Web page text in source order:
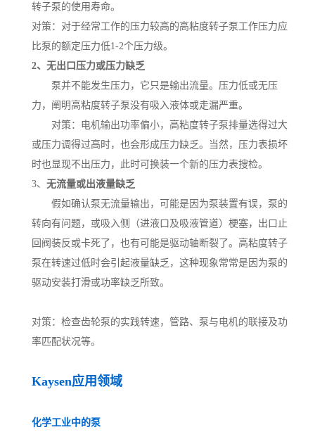
转子泵的使用寿命。
对策：对于经常工作的压力较高的高粘度转子泵工作压力应
比泵的额定压力低1-2个压力级。
2、无出口压力或压力缺乏
泵并不能发生压力，它只是输出流量。压力低或无压
力，阐明高粘度转子泵没有吸入液体或走漏严重。
对策：电机输出功率偏小，高粘度转子泵排量选得过大
或压力调得过高时，也会形成压力缺乏。当然，压力表损坏
时也显现不出压力，此时可换装一个新的压力表搜检。
3、 无流量或出液量缺乏
假如确认泵无流量输出，可能是因为泵装置有误，泵的
转向有问题，或吸入侧（进液口及吸液管道）梗塞，出口止
回阀装反或卡死了，也有可能是驱动轴断裂了。高粘度转子
泵在转速过低时会引起液量缺乏，这种现象常常是因为泵的
驱动安装打滑或功率缺乏所致。
对策：检查齿轮泵的实践转速，管路、泵与电机的联接及功
率匹配状况等。
Kaysen应用领域
化学工业中的泵